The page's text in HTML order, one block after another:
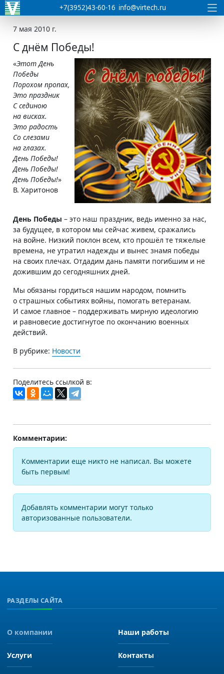
+7(3952)43-60-16 info@virtech.ru
7 мая 2010 г.
С днём Победы!
«Этот День
Победы
Порохом пропах,
Это праздник
С сединою
на висках.
Это радость
Со слезами
на глазах.
День Победы!
День Победы!
День Победы!»
В. Харитонов
День Победы – это наш праздник, ведь именно за нас,
за будущее, в котором мы сейчас живем, сражались
на войне. Низкий поклон всем, кто прошёл те тяжелые
времена, не утратил надежды и вынес знамя победы
на своих плечах. Отдадим дань памяти погибшим и не
дожившим до сегодняшних дней.
Мы обязаны гордиться нашим народом, помнить
о страшных событиях войны, помогать ветеранам.
И самое главное – поддерживать мирную идеологию
и равновесие достигнутое по окончанию военных
действий.
В рубрике: Новости
Поделитесь ссылкой в:
Комментарии:
Комментарии еще никто не написал. Вы можете
быть первым!
Добавлять комментарии могут только
авторизованные пользователи.
РАЗДЕЛЫ САЙТА
О компании Наши работы
Услуги Контакты